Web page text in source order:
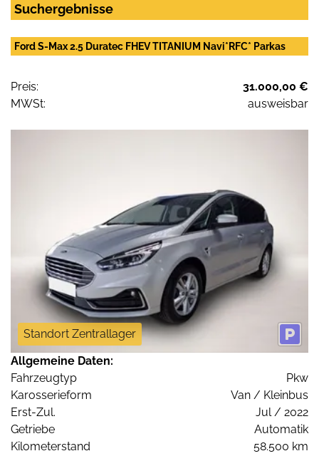
Suchergebnisse
Ford S-Max 2.5 Duratec FHEV TITANIUM Navi*RFC* Parkas
Preis:
31.000,00 €
MWSt:
ausweisbar
Standort Zentrallager
Allgemeine Daten:
Fahrzeugtyp
Pkw
Karosserieform
Van / Kleinbus
Erst-Zul.
Jul / 2022
Getriebe
Automatik
Kilometerstand
58.500 km